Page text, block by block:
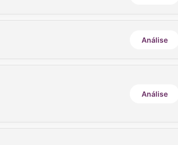
Análise
Análise